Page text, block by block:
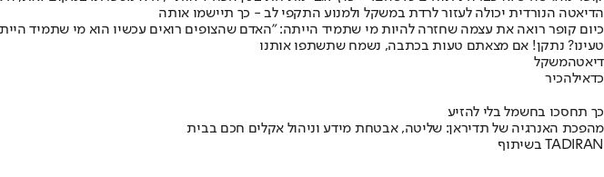
הדיאטה הנורדית יכולה לעזור לרדת במשקל ולמנוע התקפי לב - כך תיישמו אותה
כיום קופר רואה את עצמה שחזרה להיות מי שתמיד הייתה: "האדם שהצופים רואים עכשיו הוא מי שתמיד
טעינו? נתקן! אם מצאתם טעות בכתבה, נשמח שתשתפו אותנו
דיאטהמשקל
כדאילהכיר
כך תחסכו בחשמל בלי להזיע
מהפכת האנרגיה של תדיראן: שליטה, אבטחת מידע וניהול אקלים חכם בבית
בשיתוף TADIRAN